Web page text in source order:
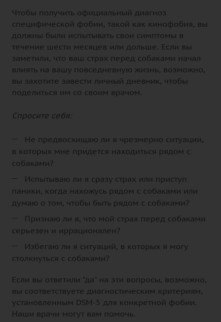
Чтобы получить официальный диагноз
специфической фобии, такой как кинофобия, вы
должны были испытывать свои симптомы в
течение шести месяцев или дольше. Если вы
заметили, что ваш страх перед собаками начал
влиять на вашу повседневную жизнь, возможно,
вы захотите завести личный дневник, чтобы
поделиться им со своим врачом.
Спросите себя:
Не предвосхищаю ли я чрезмерно ситуации,
в которых мне придется находиться рядом с
собаками?
Испытываю ли я сразу страх или приступ
паники, когда нахожусь рядом с собаками или
думаю о том, чтобы быть рядом с собаками?
Признаю ли я, что мой страх перед собаками
серьезен и иррационален?
Избегаю ли я ситуаций, в которых я могу
столкнуться с собаками?
Если вы ответили "да" на эти вопросы, возможно,
вы соответствуете диагностическим критериям,
установленным DSM-5 для конкретной фобии.
Наши врачи могут вам помочь.